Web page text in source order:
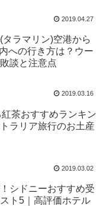
2019.04.27
タラマリン)空港から
への行き方は？ウー
談と注意点
2019.03.16
茶おすすめランキン
ラリア旅行のお土産
2019.03.02
シドニーおすすめ受
ト5｜高評価ホテル